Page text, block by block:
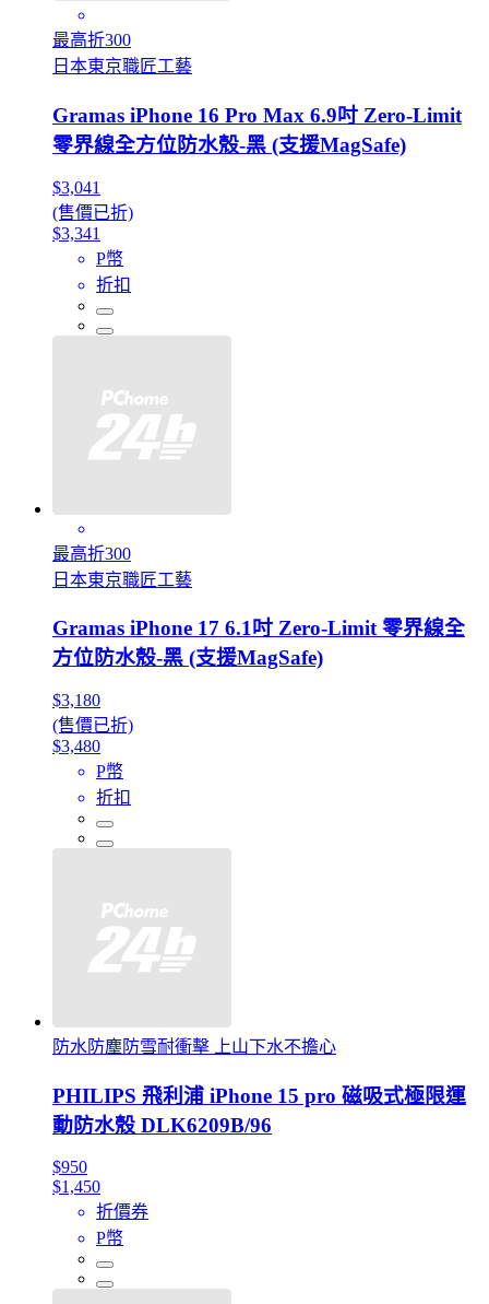
最高折300
日本東京職匠工藝
Gramas iPhone 16 Pro Max 6.9吋 Zero-Limit
零界線全方位防水殼-黑 (支援MagSafe)
$3,041
(售價已折)
$3,341
P幣
折扣
最高折300
日本東京職匠工藝
Gramas iPhone 17 6.1吋 Zero-Limit 零界線全
方位防水殼-黑 (支援MagSafe)
$3,180
(售價已折)
$3,480
P幣
折扣
防水防塵防雪耐衝擊 上山下水不擔心
PHILIPS 飛利浦 iPhone 15 pro 磁吸式極限運
動防水殼 DLK6209B/96
$950
$1,450
折價券
P幣